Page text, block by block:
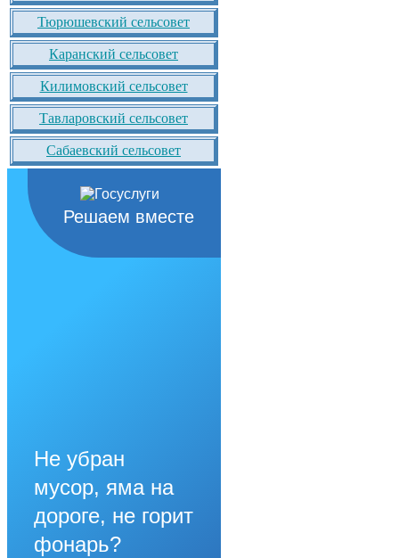
Тюрюшевский сельсовет
Каранский сельсовет
Килимовский сельсовет
Тавларовский сельсовет
Сабаевский сельсовет
Решаем вместе
Не убран
мусор, яма на
дороге, не горит
фонарь?